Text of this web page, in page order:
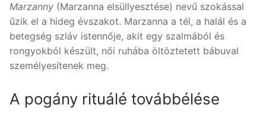
Marzanny (Marzanna elsüllyesztése) nevű szokással
űzik el a hideg évszakot. Marzanna a tél, a halál és a
betegség szláv istennője, akit egy szalmából és
rongyokból készült, női ruhába öltöztetett bábuval
személyesítenek meg.
A pogány rituálé továbbélése